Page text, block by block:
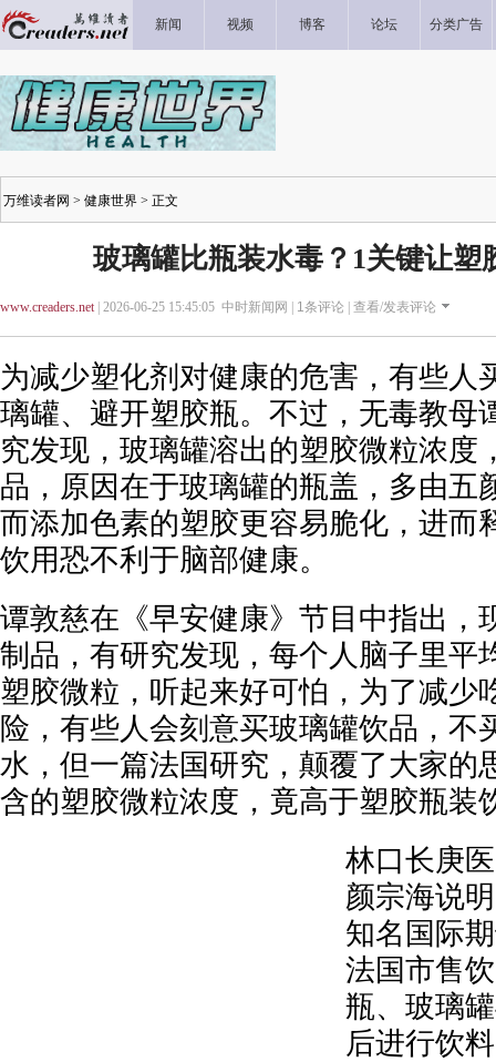
新闻 视频 博客 论坛 分类广告
万维读者网 > 健康世界 > 正文
玻璃罐比瓶装水毒？1关键让塑
www.creaders.net| 2026-06-25 15:45:05 中时新闻网 | 1条评论 | 查看/发表评论
为减少塑化剂对健康的危害，有些人
璃罐、避开塑胶瓶。不过，无毒教母
究发现，玻璃罐溶出的塑胶微粒浓度
品，原因在于玻璃罐的瓶盖，多由五
而添加色素的塑胶更容易脆化，进而
饮用恐不利于脑部健康。
谭敦慈在《早安健康》节目中指出，
制品，有研究发现，每个人脑子里平
塑胶微粒，听起来好可怕，为了减少
险，有些人会刻意买玻璃罐饮品，不
水，但一篇法国研究，颠覆了大家的
含的塑胶微粒浓度，竟高于塑胶瓶装
林口长庚
颜宗海说
知名国际
法国市售
瓶、玻璃
后进行饮